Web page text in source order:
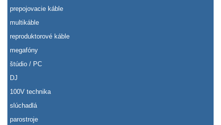
prepojovacie káble
multikáble
reproduktorové káble
megafóny
štúdio / PC
DJ
100V technika
slúchadlá
parostroje